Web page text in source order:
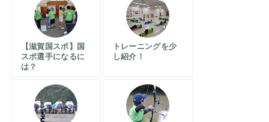
【滋賀国スポ】国
スポ選手になるに
は？
トレーニングを少
し紹介！